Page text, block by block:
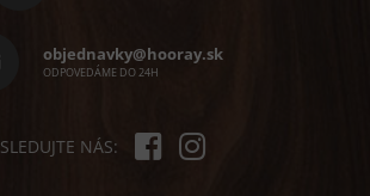
objednavky@hooray.sk
ODPOVEDÁME DO 24H
SLEDUJTE NÁS: